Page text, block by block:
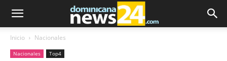
Inicio Nacionales
Nacionales Top4